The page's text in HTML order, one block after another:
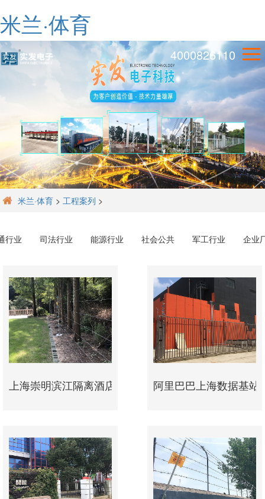
米兰·体育
4000826110
米兰·体育 > 工程案列 >
行业 司法行业 能源行业 社会公共 军工行业 企业
上海崇明滨江隔离酒店高端米兰·体育-米兰（中国）
阿里巴巴上海数据基站